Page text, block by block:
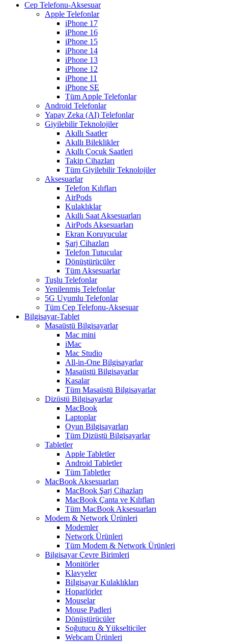
Cep Telefonu-Aksesuar
Apple Telefonlar
iPhone 17
iPhone 16
iPhone 15
iPhone 14
iPhone 13
iPhone 12
iPhone 11
iPhone SE
Tüm Apple Telefonlar
Android Telefonlar
Yapay Zeka (AI) Telefonlar
Giyilebilir Teknolojiler
Akıllı Saatler
Akıllı Bileklikler
Akıllı Çocuk Saatleri
Takip Cihazları
Tüm Giyilebilir Teknolojiler
Aksesuarlar
Telefon Kılıfları
AirPods
Kulaklıklar
Akıllı Saat Aksesuarları
AirPods Aksesuarları
Ekran Koruyucular
Şarj Cihazları
Telefon Tutucular
Dönüştürücüler
Tüm Aksesuarlar
Tuşlu Telefonlar
Yenilenmiş Telefonlar
5G Uyumlu Telefonlar
Tüm Cep Telefonu-Aksesuar
Bilgisayar-Tablet
Masaüstü Bilgisayarlar
Mac mini
iMac
Mac Studio
All-in-One Bilgisayarlar
Masaüstü Bilgisayarlar
Kasalar
Tüm Masaüstü Bilgisayarlar
Dizüstü Bilgisayarlar
MacBook
Laptoplar
Oyun Bilgisayarları
Tüm Dizüstü Bilgisayarlar
Tabletler
Apple Tabletler
Android Tabletler
Tüm Tabletler
MacBook Aksesuarları
MacBook Şarj Cihazları
MacBook Çanta ve Kılıfları
Tüm MacBook Aksesuarları
Modem & Network Ürünleri
Modemler
Network Ürünleri
Tüm Modem & Network Ürünleri
Bilgisayar Çevre Birimleri
Monitörler
Klavyeler
BiIgisayar Kulaklıkları
Hoparlörler
Mouselar
Mouse Padleri
Dönüştürücüler
Soğutucu & Yükselticiler
Webcam Ürünleri